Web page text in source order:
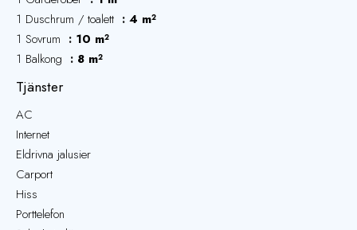
1 Duschrum / toalett
4 m²
1 Sovrum
10 m²
1 Balkong
8 m²
Tjänster
AC
Internet
Eldrivna jalusier
Carport
Hiss
Porttelefon